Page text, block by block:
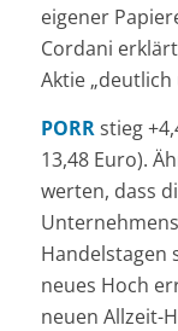
eigener
Cordani
Aktie
PORRstieg
13,48 Euro).
werten, dass
Handelstagen
neues Hoch
neuen Allzeit-